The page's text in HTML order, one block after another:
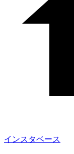
インスタベース